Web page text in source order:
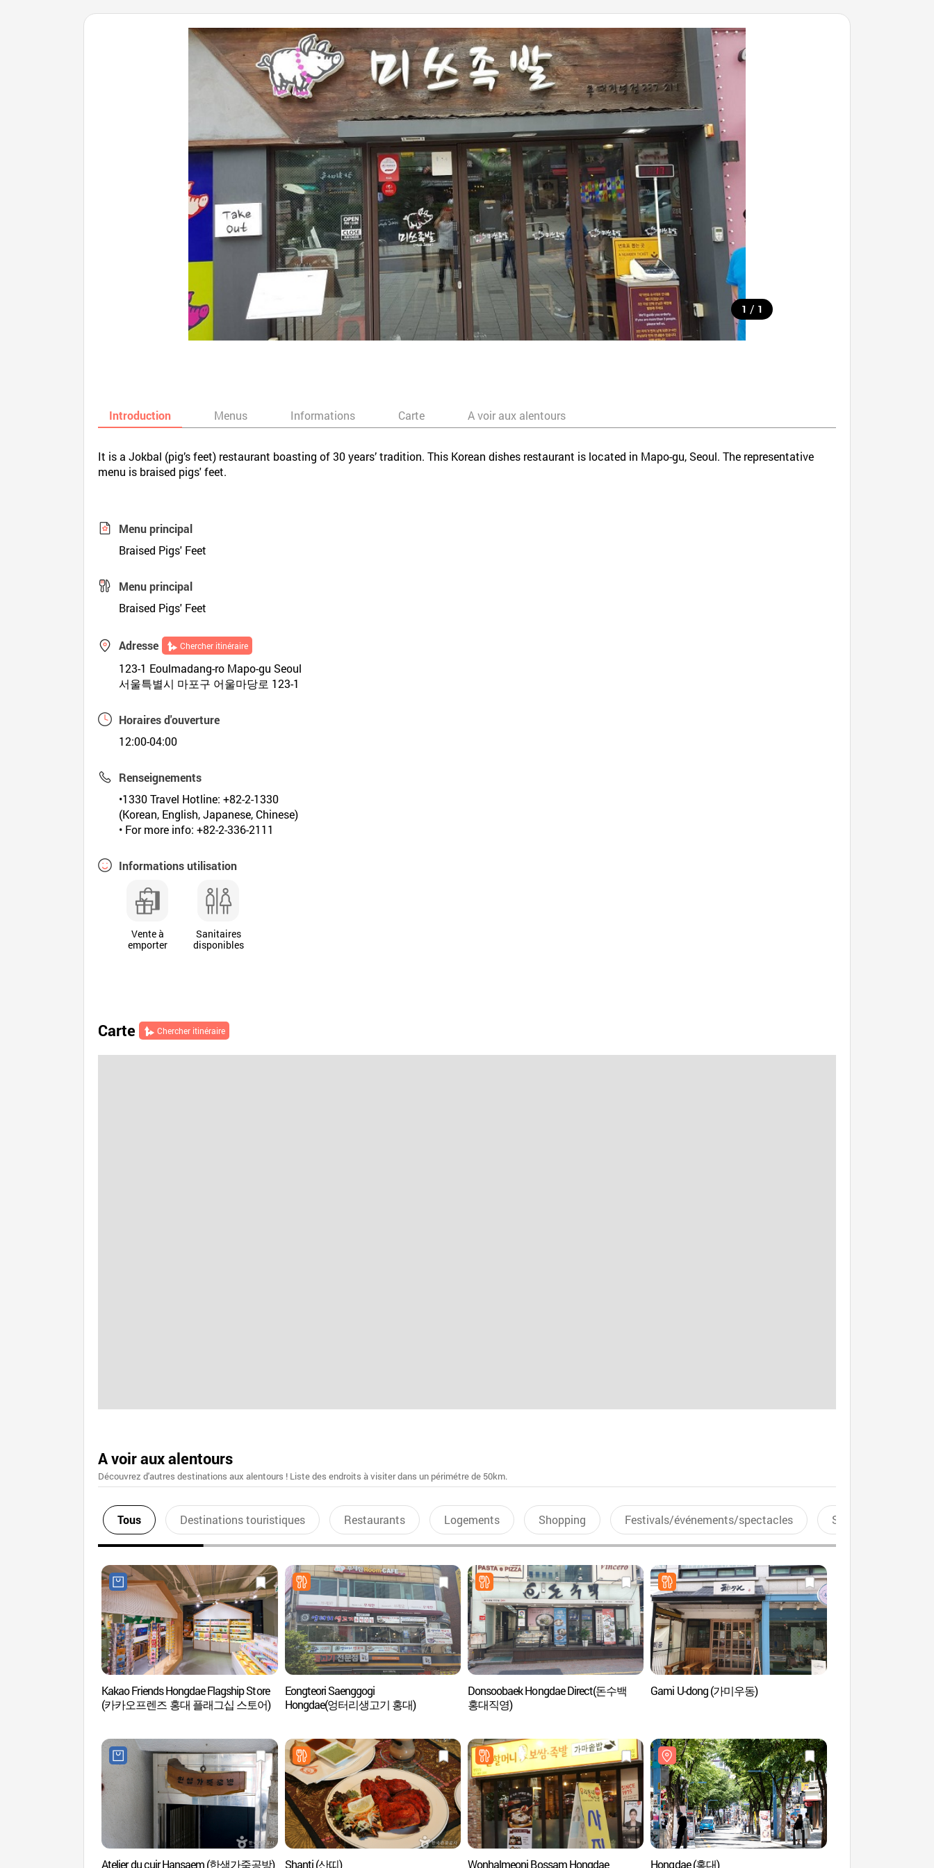
1 / 1
Introduction Menus Informations Carte A voir aux alentours
It is a Jokbal (pig’s feet) restaurant boasting of 30 years’ tradition. This Korean dishes restaurant is located in Mapo-gu, Seoul. The representative
menu is braised pigs' feet.
Menu principal
Braised Pigs' Feet
Menu principal
Braised Pigs' Feet
Adresse Chercher itinéraire
123-1 Eoulmadang-ro Mapo-gu Seoul
서울특별시 마포구 어울마당로 123-1
Horaires d'ouverture
12:00-04:00
Renseignements
•1330 Travel Hotline: +82-2-1330
(Korean, English, Japanese, Chinese)
• For more info: +82-2-336-2111
Informations utilisation
Vente à
emporter
Sanitaires
disponibles
Carte Chercher itinéraire
A voir aux alentours
Découvrez d'autres destinations aux alentours ! Liste des endroits à visiter dans un périmétre de 50km.
Tous Destinations touristiques Restaurants Logements Shopping Festivals/événements/spectacles Sports aquatiques
Kakao Friends Hongdae Flagship Store
(카카오프렌즈 홍대 플래그십 스토어)
Eongteori Saenggogi
Hongdae(엉터리생고기 홍대)
Donsoobaek Hongdae Direct(돈수백
홍대직영)
Gami U-dong (가미우동)
Atelier du cuir Hansaem (한샘가죽공방) Shanti (산띠)
Wonhalmeoni Bossam Hongdae
Hongdae (홍대)